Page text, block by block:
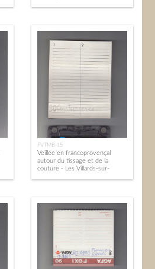
FVTMB-15
Veillée en francoprovençal
autour du tissage et de la
couture - Les Villards-sur-